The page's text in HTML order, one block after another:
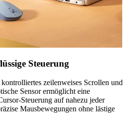
Steuerung
zeilenweises Scrollen und
Sensor ermöglicht eine
Steuerung auf nahezu jeder
Mausbewegungen ohne lästige